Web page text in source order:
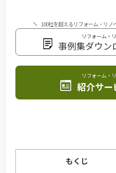
100社を超えるリフォーム・リノ
リフォーム・
事例集ダウン
リフォーム・
紹介サー
もくじ